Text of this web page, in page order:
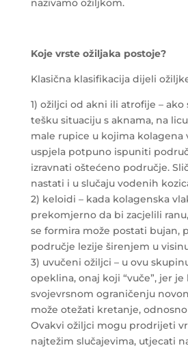
nazivamo ožiljkom.
Koje vrste ožiljaka postoje?
Klasična klasifikacija dijeli
1) ožiljci od akni ili atrofije –
tešku situaciju s aknama, na
male rupice u kojima kolagena
uspjela potpuno ispuniti
izravnati oštećeno područje.
nastati i u slučaju vodenih
2) keloidi – kada kolagenska
prekomjerno da bi zacjelili
se formira može postati bujan,
područje lezije širenjem u
3) uvučeni ožiljci – u ovu
opeklina, onaj koji “vuče”, jer
svojevrsnom ograničenju
može otežati kretanje,
Ovakvi ožiljci mogu prodrijeti
najtežim slučajevima, utjecati